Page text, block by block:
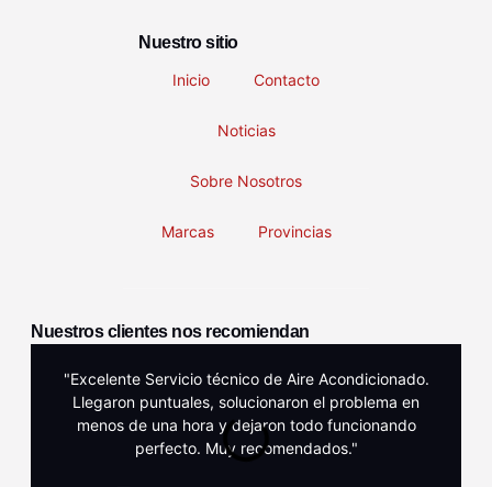
Nuestro sitio
Inicio
Contacto
Noticias
Sobre Nosotros
Marcas Provincias
Nuestros clientes nos recomiendan
"Excelente Servicio técnico de Aire Acondicionado.
Llegaron puntuales, solucionaron el problema en
menos de una hora y dejaron todo funcionando
perfecto. Muy recomendados."